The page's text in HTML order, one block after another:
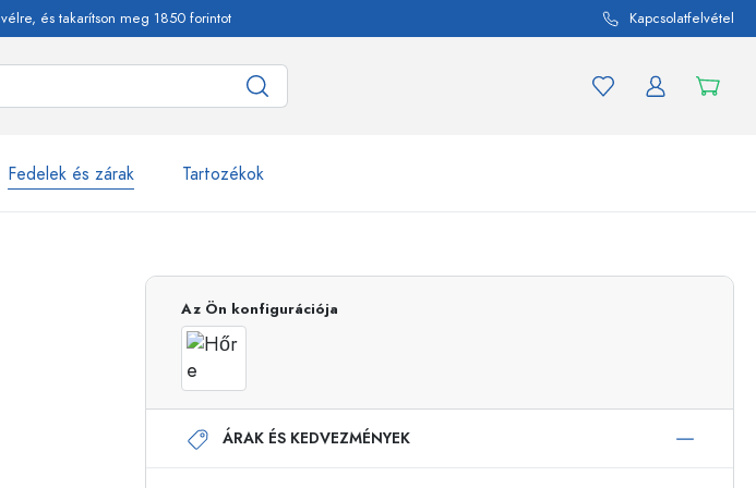
és takarítson meg 1850 forintot Kapcsolatfelvétel
Fedelek és zárak Tartozékok
Airless adagolók
Roll-on palackok
A befőttes üvegekhez
Az Ön konfigurációja
ÁRAK ÉS KEDVEZMÉNYEK